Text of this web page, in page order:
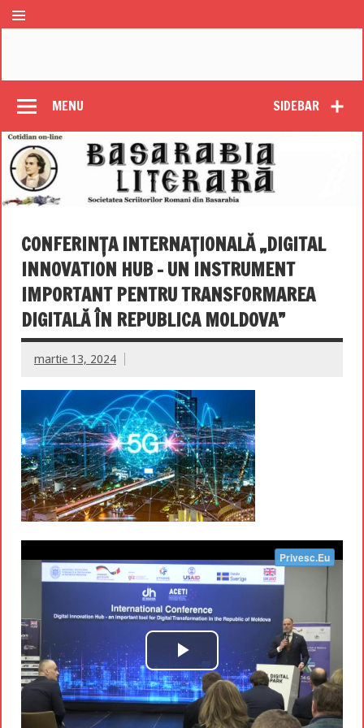
SIDEBAR
MENU
CONFERINȚA INTERNAȚIONALĂ „DIGITAL
INNOVATION HUB – UN INSTRUMENT
IMPORTANT PENTRU TRANSFORMAREA
DIGITALĂ ÎN REPUBLICA MOLDOVA”
martie 13, 2024